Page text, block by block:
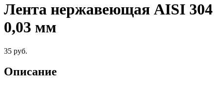
Лента нержавеющая AISI 304
0,03 мм
35 руб.
Описание